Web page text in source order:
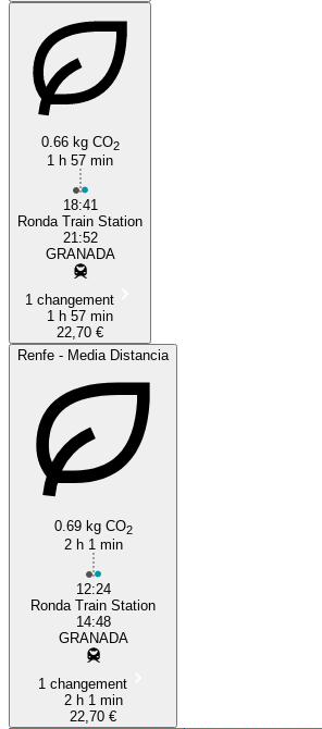
0.66 kg CO2
1 h 57 min
18:41
Ronda Train Station
21:52
GRANADA
1 changement
1 h 57 min
22,70 €
Renfe - Media Distancia
0.69 kg CO2
2 h 1 min
12:24
Ronda Train Station
14:48
GRANADA
1 changement
2 h 1 min
22,70 €